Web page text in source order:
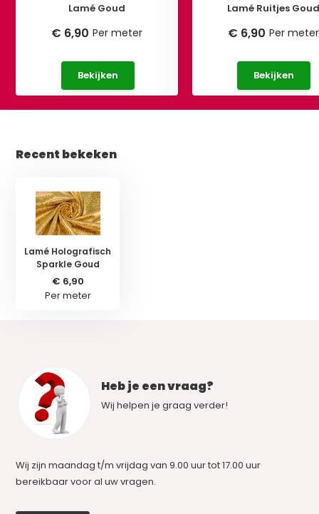
Lamé Goud
€ 6,90 Per meter
Bekijken
Lamé Ruitjes Goud
€ 6,90 Per meter
Bekijken
Recent bekeken
Lamé Holografisch
Sparkle Goud
€ 6,90
Per meter
Heb je een vraag?
Wij helpen je graag verder!
Wij zijn maandag t/m vrijdag van 9.00 uur tot 17.00 uur
bereikbaar voor al uw vragen.